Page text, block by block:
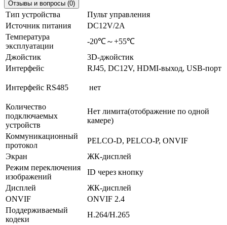
Отзывы и вопросы (0)
Тип устройства
Пульт управления
Источник питания
DC12V/2A
Температура
эксплуатации
-20℃～+55℃
Джойстик
3D-джойстик
Интерфейс
RJ45, DC12V, HDMI-выход, USB-порт
Интерфейс RS485 нет
Количество
подключаемых
устройств
Нет лимита(отображение по одной
камере)
Коммуникационный
протокол
PELCO-D, PELCO-P, ONVIF
Экран
ЖК-дисплей
Режим переключения
изображений
ID через кнопку
Дисплей
ЖК-дисплей
ONVIF
ONVIF 2.4
Поддерживаемый
кодеки
H.264/H.265